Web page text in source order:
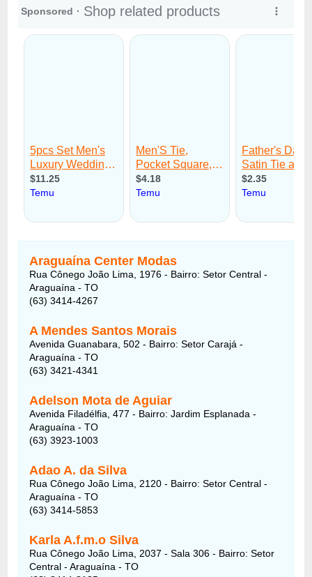
Araguaína Center Modas
Rua Cônego João Lima, 1976 - Bairro: Setor Central -
Araguaína - TO
(63) 3414-4267
A Mendes Santos Morais
Avenida Guanabara, 502 - Bairro: Setor Carajá -
Araguaína - TO
(63) 3421-4341
Adelson Mota de Aguiar
Avenida Filadélfia, 477 - Bairro: Jardim Esplanada -
Araguaína - TO
(63) 3923-1003
Adao A. da Silva
Rua Cônego João Lima, 2120 - Bairro: Setor Central -
Araguaína - TO
(63) 3414-5853
Karla A.f.m.o Silva
Rua Cônego João Lima, 2037 - Sala 306 - Bairro: Setor
Central - Araguaína - TO